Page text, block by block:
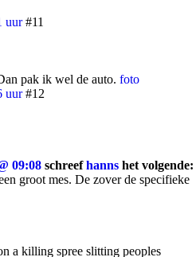
uur #11
pak ik wel de auto. foto
uur #12
09:08 schreefhanns het volgende:
groot mes. De zover de specifieke
a killing spree slitting peoples